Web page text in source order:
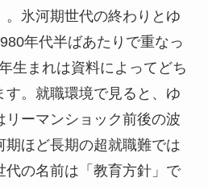
。氷河期世代の終わりとゆ
年代半ばあたりで重なっ
生まれは資料によってどち
す。就職環境で見ると、ゆ
リーマンショック前後の波
期ほど長期の超就職難では
代の名前は「教育方針」で